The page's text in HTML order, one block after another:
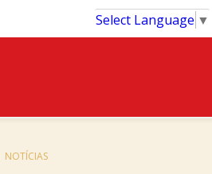
Select Language ▼
NOTÍCIAS